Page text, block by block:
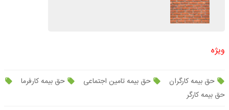
ویژه
حق بیمه کارگران حق بیمه تامین اجتماعی
حق بیمه کارفرما
حق بیمه کارگر